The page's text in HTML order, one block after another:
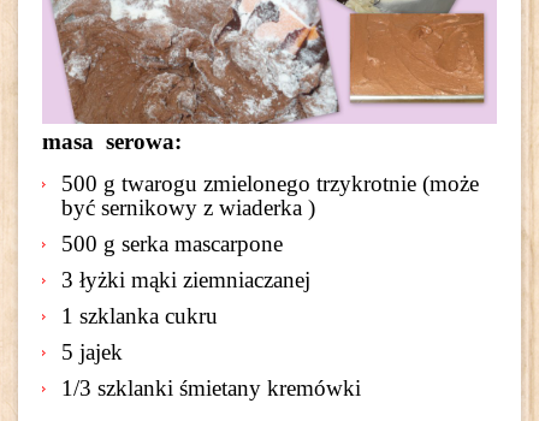
masa serowa:
500 g twarogu zmielonego trzykrotnie (może
być sernikowy z wiaderka )
500 g serka mascarpone
3 łyżki mąki ziemniaczanej
1 szklanka cukru
5 jajek
1/3 szklanki śmietany kremówki